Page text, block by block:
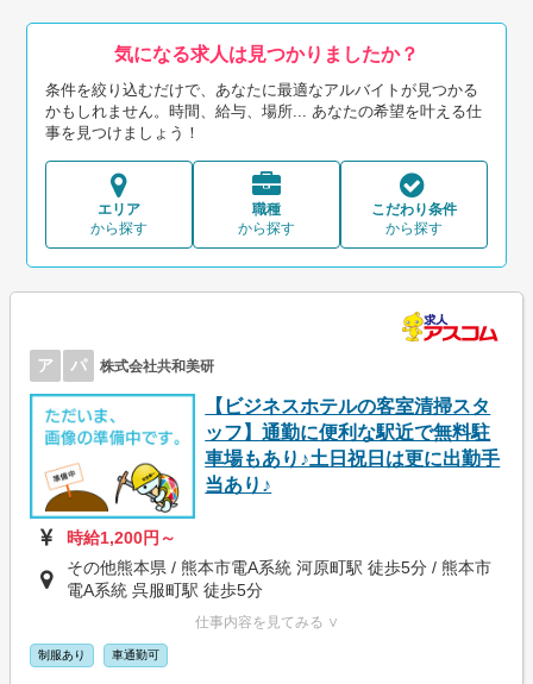
気になる求人は見つかりましたか？
条件を絞り込むだけで、あなたに最適なアルバイトが見つかる
かもしれません。時間、給与、場所... あなたの希望を叶える仕
事を見つけましょう！
エリア
から探す
職種
から探す
こだわり条件
から探す
ア パ 株式会社共和美研
【ビジネスホテルの客室清掃スタ
ッフ】通勤に便利な駅近で無料駐
車場もあり♪土日祝日は更に出勤手
当あり♪
時給1,200円～
その他熊本県 / 熊本市電A系統 河原町駅 徒歩5分 / 熊本市
電A系統 呉服町駅 徒歩5分
仕事内容を見てみる ∨
制服あり 車通勤可